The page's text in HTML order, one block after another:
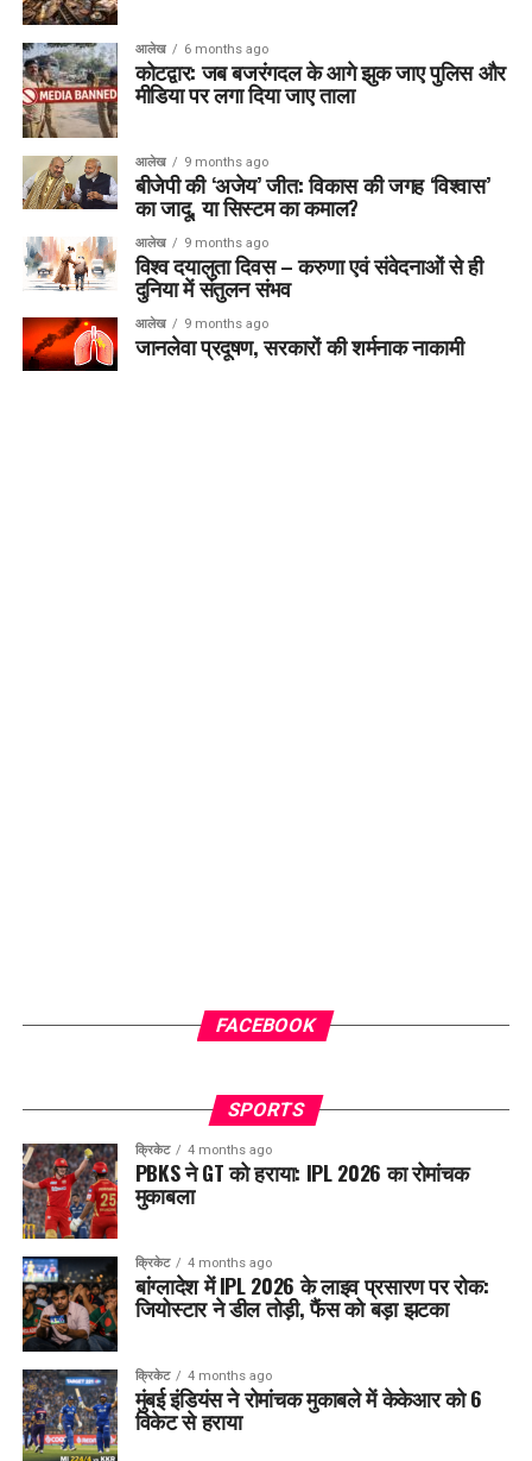
आलेख 6 months ago
कोटद्वार: जब बजरंगदल के आगे झुक जाए पुलिस और
मीडिया पर लगा दिया जाए ताला
आलेख 9 months ago
बीजेपी की ‘अजेय’ जीत: विकास की जगह ‘विश्वास’
का जादू, या सिस्टम का कमाल?
आलेख 9 months ago
विश्व दयालुता दिवस – करुणा एवं संवेदनाओं से ही
दुनिया में संतुलन संभव
आलेख 9 months ago
जानलेवा प्रदूषण, सरकारों की शर्मनाक नाकामी
FACEBOOK
SPORTS
क्रिकेट 4 months ago
PBKS ने GT को हराया: IPL 2026 का रोमांचक
मुकाबला
क्रिकेट 4 months ago
बांग्लादेश में IPL 2026 के लाइव प्रसारण पर रोक:
जियोस्टार ने डील तोड़ी, फैंस को बड़ा झटका
क्रिकेट 4 months ago
मुंबई इंडियंस ने रोमांचक मुकाबले में केकेआर को 6
विकेट से हराया